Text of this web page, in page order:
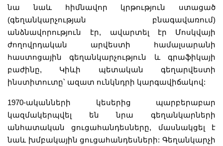
նա նաև հիմնավոր կրթություն ստացած
(գեղանկարչության բնագավառում)
անձնավորություն էր, ավարտել էր
Մոսկվայի
ժողովրդական արվեստի համալսարանի
հաստոցային գեղանկարչություն և գրաֆիկայի
բաժինը, Կիևի պետական գեղարվեստի
ինստիտուտը՝ ազատ ունկնդրի կարգավիճակով:
1970-ականների կեսերից
պարբերաբար
կազմակերպվել են նրա գեղանկարների
անհատական ցուցահանդեսները, մասնակցել է
նաև խմբակային ցուցահանդեսների: Գեղանկարչի